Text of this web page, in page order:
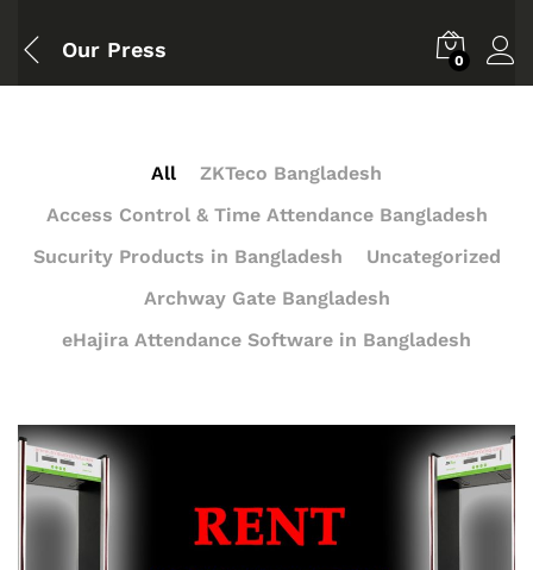
Our Press 0
All
ZKTeco Bangladesh
Access Control & Time Attendance Bangladesh
Sucurity Products in Bangladesh
Uncategorized
Archway Gate Bangladesh
eHajira Attendance Software in Bangladesh